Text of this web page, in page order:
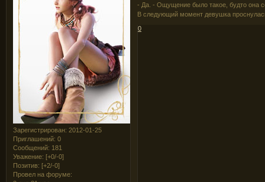
Зарегистрирован: 2012-01-25
Приглашений: 0
Сообщений: 181
Уважение: [+0/-0]
Позитив: [+2/-0]
Провел на форуме:
- Да. - Ощущение было такое, будто она
В следующий момент девушка
0